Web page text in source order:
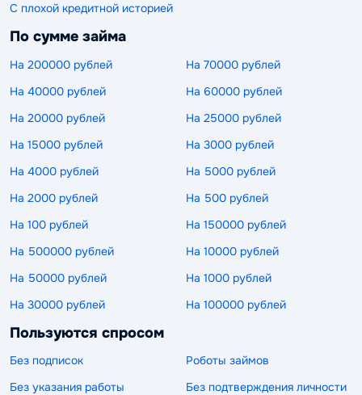
С плохой кредитной историей
По сумме займа
На 200000 рублей
На 70000 рублей
На 40000 рублей
На 60000 рублей
На 20000 рублей
На 25000 рублей
На 15000 рублей
На 3000 рублей
На 4000 рублей
На 5000 рублей
На 2000 рублей
На 500 рублей
На 100 рублей
На 150000 рублей
На 500000 рублей
На 10000 рублей
На 50000 рублей
На 1000 рублей
На 30000 рублей
На 100000 рублей
Пользуются спросом
Без подписок
Роботы займов
Без указания работы
Без подтверждения личности